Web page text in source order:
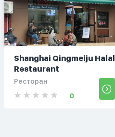
Shanghai Qingmeiju Halal
Restaurant
Ресторан
0